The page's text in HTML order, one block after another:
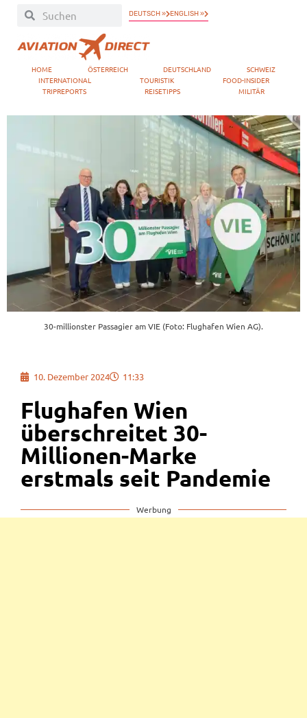
DEUTSCH » ENGLISH »
HOME ÖSTERREICH DEUTSCHLAND
SCHWEIZ
INTERNATIONAL
TOURISTIK
FOOD-INSIDER
TRIPREPORTS
REISETIPPS MILITÄR
30-millionster Passagier am VIE (Foto: Flughafen Wien AG).
10. Dezember 2024 11:33
Flughafen Wien
überschreitet 30-
Millionen-Marke
erstmals seit Pandemie
Werbung